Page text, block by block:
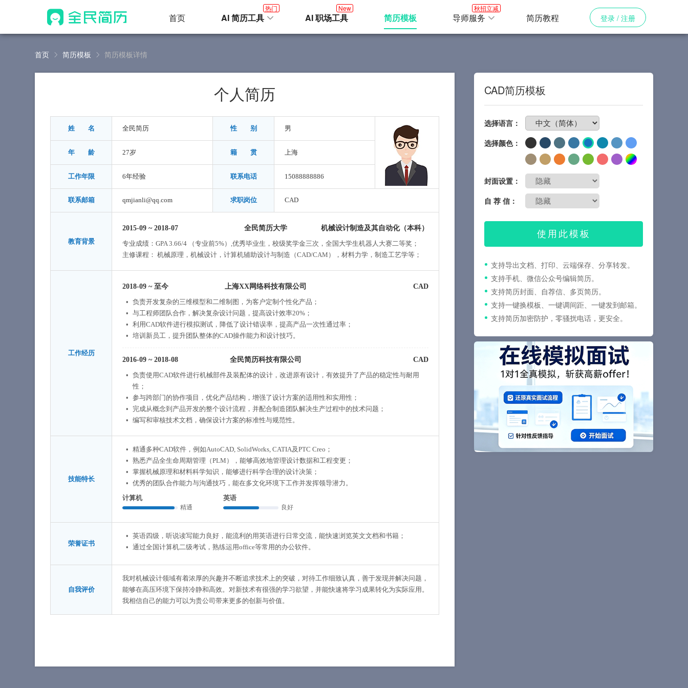
首页 AI 简历工具
热门
AI 职场工具
New
简历模板 导师服务
秋招立减
简历教程 登录 / 注册
首页 简历模板 简历模板详情
CAD简历模板
选择语言：
选择颜色：
封面设置：
自 荐 信：
使用此模板
支持导出文档、打印、云端保存、分享转发。
支持手机、微信公众号编辑简历。
支持简历封面、自荐信、多页简历。
支持一键换模板、一键调间距、一键发到邮箱。
支持简历加密防护，零骚扰电话，更安全。
个人简历
姓 名 全民简历 性 别 男
年 龄 27岁 籍 贯 上海
工作年限 6年经验 联系电话 15088888886
联系邮箱 qmjianli@qq.com 求职岗位 CAD
教育背景
2015-09 ~ 2018-07 全民简历大学 机械设计制造及其自动化（本科）
专业成绩：GPA 3.66/4 （专业前5%）,优秀毕业生，校级奖学金三次，全国大学生机器人大赛二等奖；
主修课程： 机械原理，机械设计，计算机辅助设计与制造（CAD/CAM），材料力学，制造工艺学等；
工作经历
2018-09 ~ 至今 上海XX网络科技有限公司
CAD
负责开发复杂的三维模型和二维制图，为客户定制个性化产品；
与工程师团队合作，解决复杂设计问题，提高设计效率20%；
利用CAD软件进行模拟测试，降低了设计错误率，提高产品一次性通过率；
培训新员工，提升团队整体的CAD操作能力和设计技巧。
2016-09 ~ 2018-08 全民简历科技有限公司
CAD
负责使用CAD软件进行机械部件及装配体的设计，改进原有设计，有效提升了产品的稳定性与耐用
性；
参与跨部门的协作项目，优化产品结构，增强了设计方案的适用性和实用性；
完成从概念到产品开发的整个设计流程，并配合制造团队解决生产过程中的技术问题；
编写和审核技术文档，确保设计方案的标准性与规范性。
技能特长
精通多种CAD软件，例如AutoCAD, SolidWorks, CATIA及PTC Creo；
熟悉产品全生命周期管理（PLM），能够高效地管理设计数据和工程变更；
掌握机械原理和材料科学知识，能够进行科学合理的设计决策；
优秀的团队合作能力与沟通技巧，能在多文化环境下工作并发挥领导潜力。
计算机
精通
英语
良好
荣誉证书
英语四级，听说读写能力良好，能流利的用英语进行日常交流，能快速浏览英文文档和书籍；
通过全国计算机二级考试，熟练运用office等常用的办公软件。
自我评价
我对机械设计领域有着浓厚的兴趣并不断追求技术上的突破，对待工作细致认真，善于发现并解决问题，
能够在高压环境下保持冷静和高效。对新技术有很强的学习欲望，并能快速将学习成果转化为实际应用。
我相信自己的能力可以为贵公司带来更多的创新与价值。